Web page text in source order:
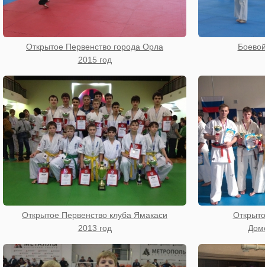
Открытое Первенство города Орла
2015 год
Открытое Первенство клуба Ямакаси
2013 год